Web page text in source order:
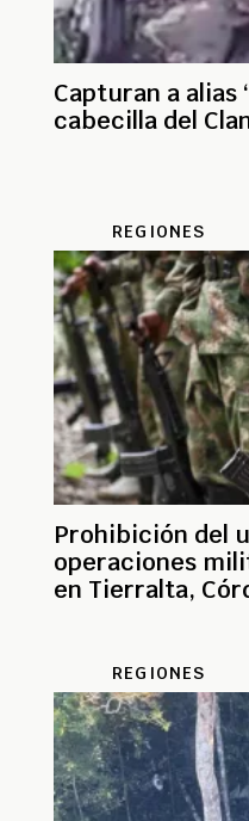
Capturan a alias
cabecilla del
REGIONES
Prohibición del
operaciones
en Tierralta,
REGIONES